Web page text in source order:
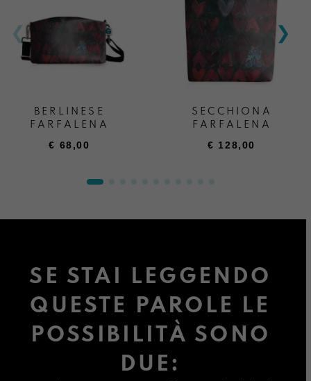
BERLINESE
FARFALENA
€ 68,00
SECCHIONA
FARFALENA
€ 128,00
SE STAI LEGGENDO
QUESTE PAROLE LE
POSSIBILITÀ SONO
DUE: